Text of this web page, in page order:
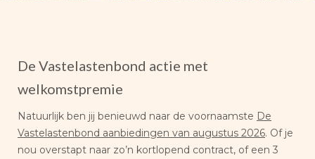
De Vastelastenbond actie met
welkomstpremie
Natuurlijk ben jij benieuwd naar de voornaamste De
Vastelastenbond aanbiedingen van augustus 2026. Of je
nou overstapt naar zo’n kortlopend contract, of een 3